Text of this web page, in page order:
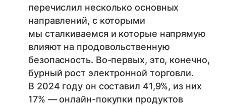
перечислил несколько основных
направлений, с которыми
мы сталкиваемся и которые напрямую
влияют на продовольственную
безопасность. Во-первых, это, конечно,
бурный рост электронной торговли.
В 2024 году он составил 41,9%, из них
17% — онлайн-покупки продуктов